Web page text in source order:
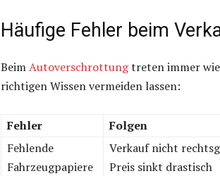
Häufige Fehler beim
BeimAutoverschrottungtreten immer
richtigen Wissen vermeiden lassen:
Fehler Folgen
Fehlende
Fahrzeugpapiere
Verkauf nicht
Preis sinkt drastisch